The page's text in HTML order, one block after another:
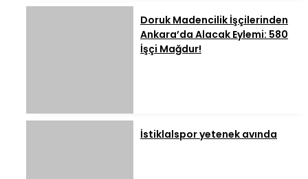
Doruk Madencilik İşçilerinden
Ankara’da Alacak Eylemi: 580
İşçi Mağdur!
İstiklalspor yetenek avında